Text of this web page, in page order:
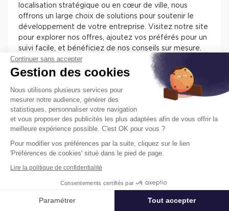
Affiner ma recherche
localisation stratégique ou en cœur de ville, nous
offrons un large choix de solutions pour soutenir le
développement de votre entreprise. Visitez notre site
pour explorer nos offres, ajoutez vos préférés pour un
suivi facile, et bénéficiez de nos conseils sur mesure.
Chez Cushman & Wakefield, nous nous engageons à
vous assister dans la sélection de l'espace parfait pour
Trouvez facilement nos annonces de
locaux à louer ou à vendre en France
pour installer votre entreprise.
Les différentes offres de locaux en France présentent
trouverez des informations concernant l’actif, des
Continuer sans accepter
Gestion des cookies
Nous utilisons plusieurs services pour
mesurer notre audience, générer des
statistiques, personnaliser votre navigation
et vous proposer des publicités les plus adaptées afin de vous offrir la
meilleure expérience possible. C'est OK pour vous ?
Pour modifier vos préférences par la suite, cliquez sur le lien
'Préférences de cookies' situé dans le pied de page.
Lire la politique de confidentialité
Consentements certifiés par
Paramétrer Tout accepter